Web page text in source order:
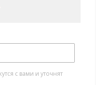
с вами и уточнят